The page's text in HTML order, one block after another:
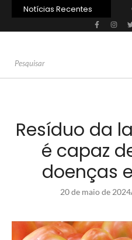
Notícias Recentes
Resíduo da
é capaz
doenças
20 de maio de 2024